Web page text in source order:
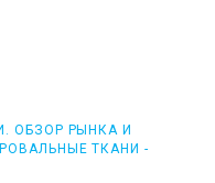
ОБЗОР РЫНКА И
ТКАНИ -